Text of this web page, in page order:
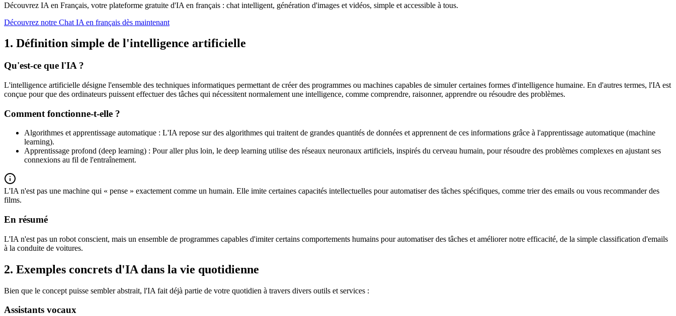
Découvrez IA en Français, votre plateforme gratuite d'IA en français : chat intelligent, génération d'images et vidéos, simple et accessible à tous.
Découvrez notre Chat IA en français dès maintenant
1. Définition simple de l'intelligence artificielle
Qu'est-ce que l'IA ?
L'intelligence artificielle désigne l'ensemble des techniques informatiques permettant de créer des programmes ou machines capables de simuler certaines formes d'intelligence humaine. En d'autres termes, l'IA est
conçue pour que des ordinateurs puissent effectuer des tâches qui nécessitent normalement une intelligence, comme comprendre, raisonner, apprendre ou résoudre des problèmes.
Comment fonctionne-t-elle ?
Algorithmes et apprentissage automatique : L'IA repose sur des algorithmes qui traitent de grandes quantités de données et apprennent de ces informations grâce à l'apprentissage automatique (machine
learning).
Apprentissage profond (deep learning) : Pour aller plus loin, le deep learning utilise des réseaux neuronaux artificiels, inspirés du cerveau humain, pour résoudre des problèmes complexes en ajustant ses
connexions au fil de l'entraînement.
L'IA n'est pas une machine qui « pense » exactement comme un humain. Elle imite certaines capacités intellectuelles pour automatiser des tâches spécifiques, comme trier des emails ou vous recommander des
films.
En résumé
L'IA n'est pas un robot conscient, mais un ensemble de programmes capables d'imiter certains comportements humains pour automatiser des tâches et améliorer notre efficacité, de la simple classification d'emails
à la conduite de voitures.
2. Exemples concrets d'IA dans la vie quotidienne
Bien que le concept puisse sembler abstrait, l'IA fait déjà partie de votre quotidien à travers divers outils et services :
Assistants vocaux